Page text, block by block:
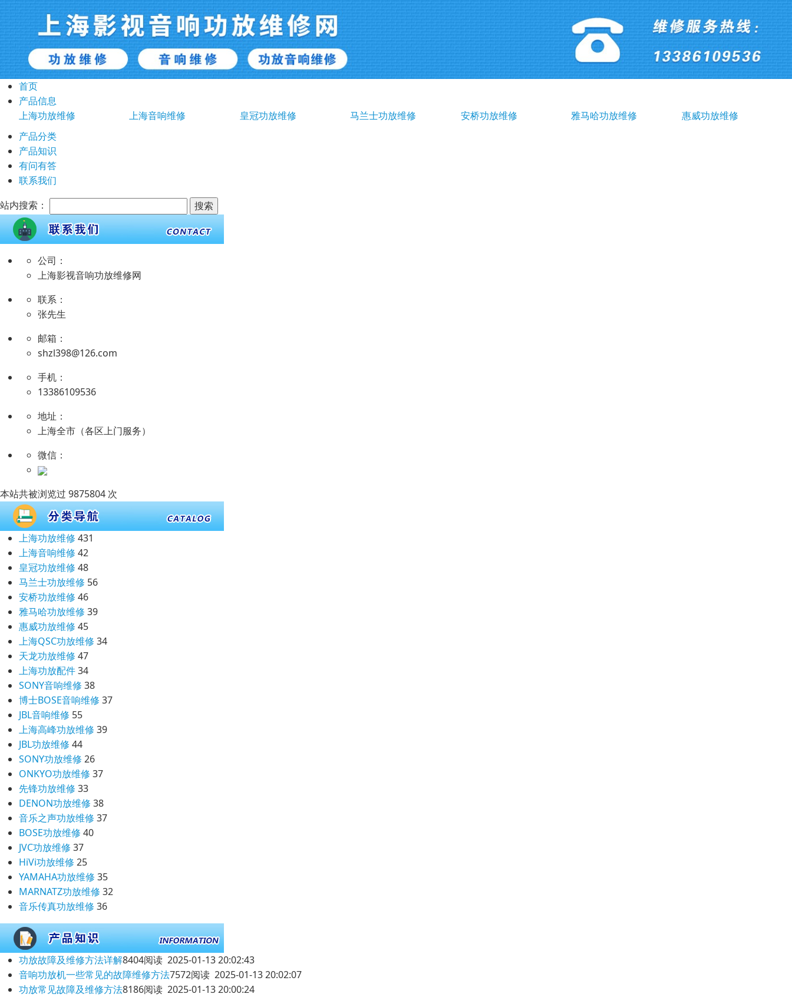
首页
产品信息
上海功放维修
上海音响维修 皇冠功放维修 马兰士功放维修 安桥功放维修 雅马哈功放维修
惠威功放维修
产品分类
产品知识
有问有答
联系我们
站内搜索：
公司：
上海影视音响功放维修网
联系：
张先生
邮箱：
shzl398@126.com
手机：
13386109536
地址：
上海全市（各区上门服务）
微信：
本站共被浏览过 9875804 次
上海功放维修 431
上海音响维修 42
皇冠功放维修 48
马兰士功放维修 56
安桥功放维修 46
雅马哈功放维修 39
惠威功放维修 45
上海QSC功放维修 34
天龙功放维修 47
上海功放配件34
SONY音响维修 38
博士BOSE音响维修 37
JBL音响维修 55
上海高峰功放维修 39
JBL功放维修 44
SONY功放维修 26
ONKYO功放维修 37
先锋功放维修 33
DENON功放维修 38
音乐之声功放维修 37
BOSE功放维修 40
JVC功放维修 37
HiVi功放维修 25
YAMAHA功放维修 35
MARNATZ功放维修 32
音乐传真功放维修 36
功放故障及维修方法详解8404阅读 2025-01-13 20:02:43
音响功放机一些常见的故障维修方法7572阅读 2025-01-13 20:02:07
功放常见故障及维修方法8186阅读 2025-01-13 20:00:24